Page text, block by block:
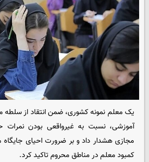
یک معلم نمونه کشوری، ضمن انتقاد از سلطه
آموزشی، نسبت به غیرواقعی بودن نمرات
مجازی هشدار داد و بر ضرورت احیای
کمبود معلم در مناطق محروم تاکید کرد.